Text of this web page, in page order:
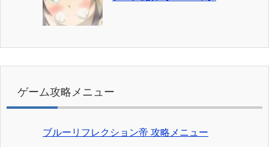
ゲーム攻略メニュー
ブルーリフレクション帝 攻略メニュー